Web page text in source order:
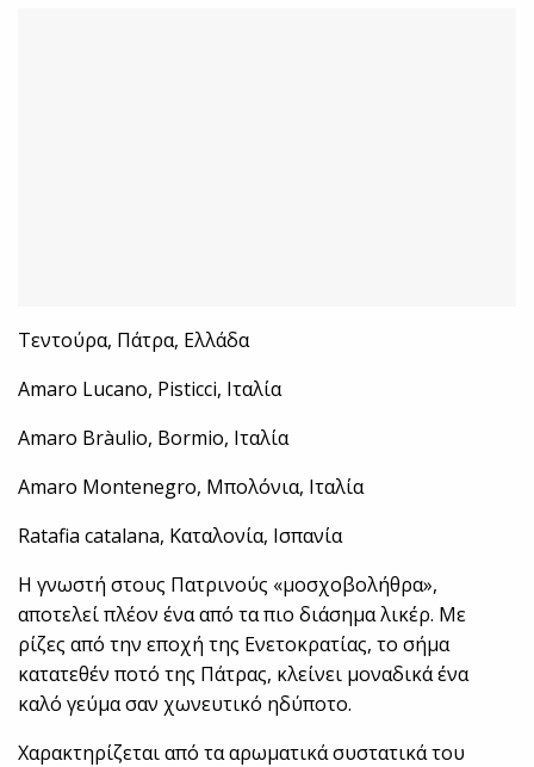
Τεντούρα, Πάτρα, Ελλάδα
Amaro Lucano, Pisticci, Ιταλία
Amaro Bràulio, Bormio, Ιταλία
Amaro Montenegro, Μπολόνια, Ιταλία
Ratafia catalana, Καταλονία, Ισπανία
Η γνωστή στους Πατρινούς «μοσχοβολήθρα»,
αποτελεί πλέον ένα από τα πιο διάσημα λικέρ. Με
ρίζες από την εποχή της Ενετοκρατίας, το σήμα
κατατεθέν ποτό της Πάτρας, κλείνει μοναδικά ένα
καλό γεύμα σαν χωνευτικό ηδύποτο.
Χαρακτηρίζεται από τα αρωματικά συστατικά του